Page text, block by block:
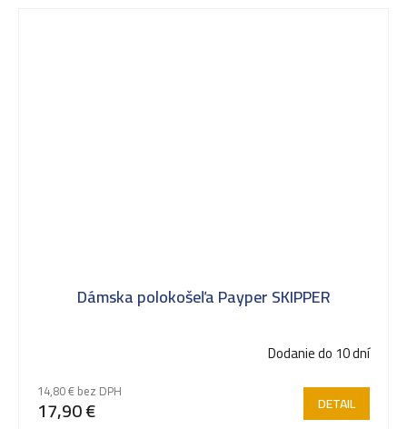
Dámska polokošeľa Payper SKIPPER
Dodanie do 10 dní
14,80 € bez DPH
17,90 € DETAIL